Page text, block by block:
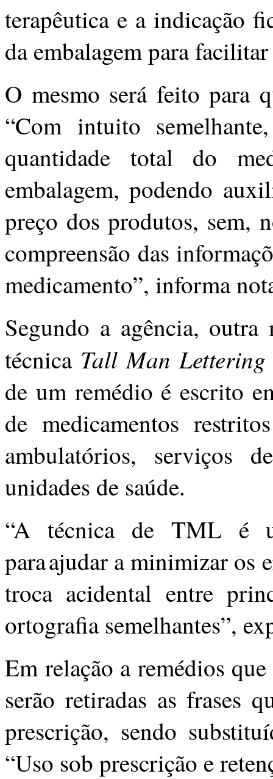
terapêutica e a indicação
da embalagem para
O mesmo será feito para
“Com intuito
quantidade total do
embalagem, podendo
preço dos produtos, sem,
compreensão das
medicamento”, informa
Segundo a agência,
técnica Tall Man Lettering
de um remédio é escrito
de medicamentos
ambulatórios, serviços
unidades de saúde.
“A técnica de TML é
para ajudar a minimizar os
troca acidental entre
ortografia semelhantes”,
Em relação a remédios
serão retiradas as frases
prescrição, sendo
“Uso sob prescrição e